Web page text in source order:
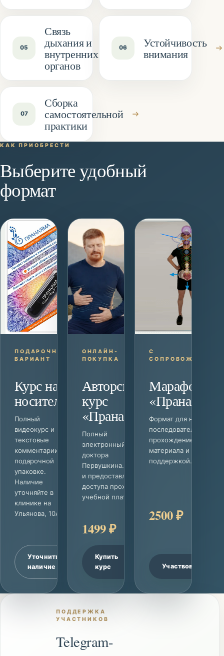
05
Связь
дыхания и
внутренних
органов
06 Устойчивость
внимания
07
Сборка
самостоятельной
практики
КАК ПРИОБРЕСТИ
Выберите удобный
формат
ПОДАРОЧНЫЙ
ВАРИАНТ
Курс на
носителе
Полный
видеокурс и
текстовые
комментарии в
подарочной
упаковке.
Наличие
уточняйте в
клинике на
Ульянова, 10А.
Уточнить
наличие
ОНЛАЙН-
ПОКУПКА
Авторский
курс
«Пранаяма»
Полный
электронный курс
доктора
Первушкина. Оплата
и предоставление
доступа проходят на
учебной платформе.
1499 ₽
Купить
курс
С
Марафон
«Пранаяма»
Формат для новичков
последовательным
прохождением
материала и
поддержкой.
2500 ₽
Участвовать
ПОДДЕРЖКА
УЧАСТНИКОВ
Telegram-